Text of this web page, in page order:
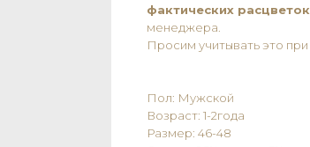
фактических
менеджера.
Просим учитывать это
Пол: Мужской
Возраст: 1-2года
Размер: 46-48